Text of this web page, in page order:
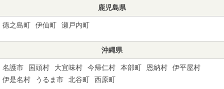
鹿児島県
徳之島町 伊仙町 瀬戸内町
沖縄県
名護市 国頭村 大宜味村 今帰仁村 本部町 恩納村
伊平屋村
伊是名村
うるま市 北谷町 西原町